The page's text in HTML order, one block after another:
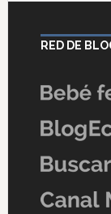
RED DE